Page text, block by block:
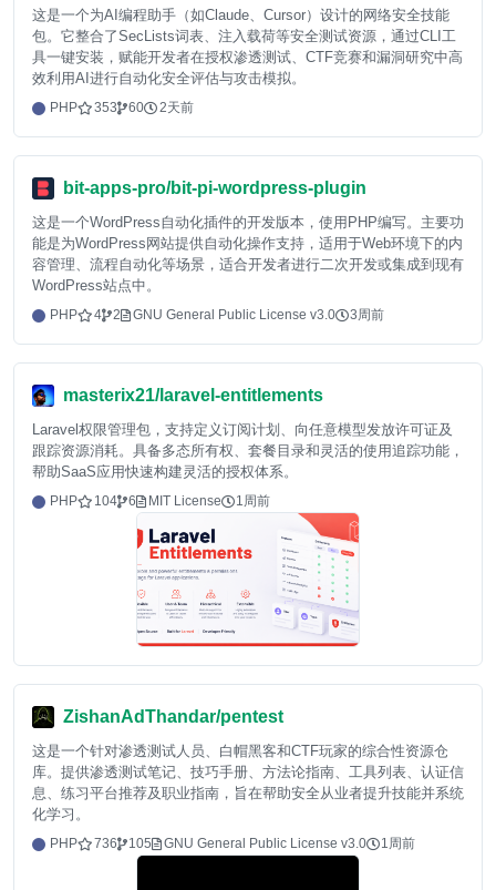
这是一个为AI编程助手（如Claude、Cursor）设计的网络安全技能
包。它整合了SecLists词表、注入载荷等安全测试资源，通过CLI工
具一键安装，赋能开发者在授权渗透测试、CTF竞赛和漏洞研究中高
效利用AI进行自动化安全评估与攻击模拟。
PHP 353 60 2天前
bit-apps-pro/bit-pi-wordpress-plugin
这是一个WordPress自动化插件的开发版本，使用PHP编写。主要功
能是为WordPress网站提供自动化操作支持，适用于Web环境下的内
容管理、流程自动化等场景，适合开发者进行二次开发或集成到现有
WordPress站点中。
PHP 4 2 GNU General Public License v3.0 3周前
masterix21/laravel-entitlements
Laravel权限管理包，支持定义订阅计划、向任意模型发放许可证及
跟踪资源消耗。具备多态所有权、套餐目录和灵活的使用追踪功能，
帮助SaaS应用快速构建灵活的授权体系。
PHP 104 6 MIT License 1周前
ZishanAdThandar/pentest
这是一个针对渗透测试人员、白帽黑客和CTF玩家的综合性资源仓
库。提供渗透测试笔记、技巧手册、方法论指南、工具列表、认证信
息、练习平台推荐及职业指南，旨在帮助安全从业者提升技能并系统
化学习。
PHP 736 105 GNU General Public License v3.0 1周前